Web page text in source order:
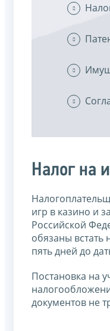
Налог на
игр в казино и
Российской
обязаны встать
пять дней до
Постановка на
документов не